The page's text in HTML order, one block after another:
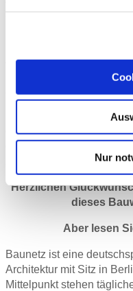
Nur
ästhetische Qualität. Bei
Betonwände entschied
Austausch für unser BFT.
Planung, Herstellung
Das Projekt ist so
dass es auch die
einen ausführlichen
zu schreiben und
Herzlichen
dieses
Aber lesen
Baunetz ist eine
Architektur mit Sitz in
Mittelpunkt stehen